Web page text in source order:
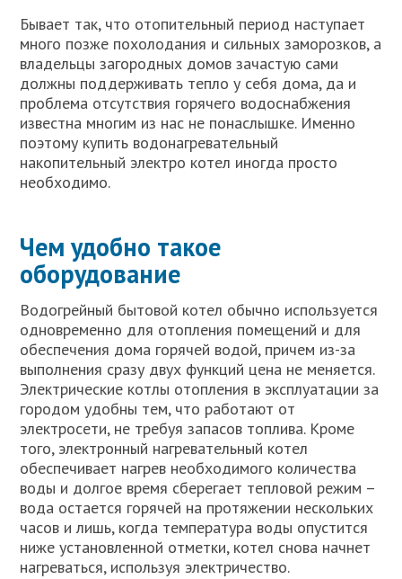
Бывает так, что отопительный период наступает
много позже похолодания и сильных заморозков, а
владельцы загородных домов зачастую сами
должны поддерживать тепло у себя дома, да и
проблема отсутствия горячего водоснабжения
известна многим из нас не понаслышке. Именно
поэтому купить водонагревательный
накопительный электро котел иногда просто
необходимо.
Чем удобно такое
оборудование
Водогрейный бытовой котел обычно используется
одновременно для отопления помещений и для
обеспечения дома горячей водой, причем из-за
выполнения сразу двух функций цена не меняется.
Электрические котлы отопления в эксплуатации за
городом удобны тем, что работают от
электросети, не требуя запасов топлива. Кроме
того, электронный нагревательный котел
обеспечивает нагрев необходимого количества
воды и долгое время сберегает тепловой режим –
вода остается горячей на протяжении нескольких
часов и лишь, когда температура воды опустится
ниже установленной отметки, котел снова начнет
нагреваться, используя электричество.